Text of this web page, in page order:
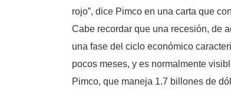
rojo”, dice Pimco en una carta que
Cabe recordar que una recesión, de
una fase del ciclo económico
pocos meses, y es normalmente
Pimco, que maneja 1.7 billones de